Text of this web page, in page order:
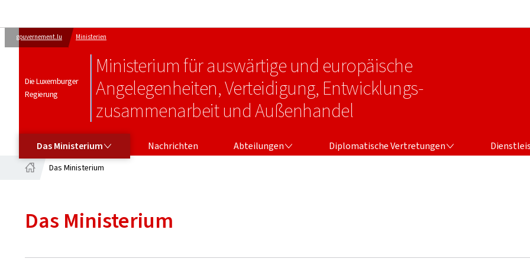
gouvernement.lu Ministerien
Die Luxemburger
Regierung
Ministerium für auswärtige und europäische
Angelegenheiten, Verteidigung, Entwicklungs-
zusammenarbeit und Außenhandel
Das Ministerium Nachrichten Abteilungen Diplomatische Vertretungen
Das Ministerium
Das Ministerium